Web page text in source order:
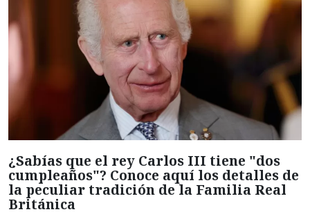
¿Sabías que el rey Carlos III tiene "dos
cumpleaños"? Conoce aquí los detalles de
la peculiar tradición de la Familia Real
Británica